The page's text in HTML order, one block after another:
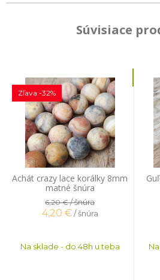
Súvisiace
Achát crazy lace korálky 8mm
matné šnúra
Zľava -32%
6,20 €/ šnúra
4,20 € / šnúra
Na sklade - do 48h u teba